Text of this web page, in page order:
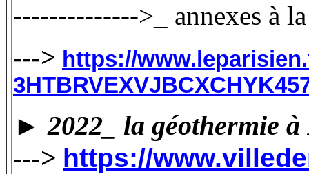
-------------->_ annexes à
---> https://
► 2022_ la géothermie
---> https://